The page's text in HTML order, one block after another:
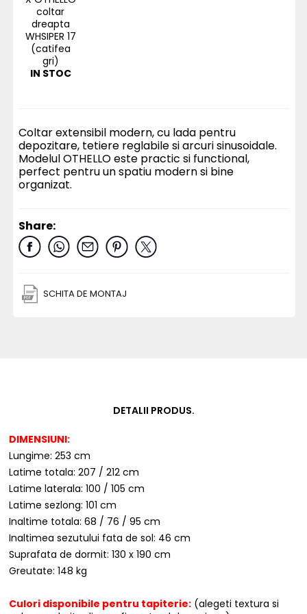
coltar
dreapta
WHSIPER 17
(catifea
gri)
IN STOC
Coltar extensibil modern, cu lada pentru
depozitare, tetiere reglabile si arcuri sinusoidale.
Modelul OTHELLO este practic si functional,
perfect pentru un spatiu modern si bine
organizat.
Share:
SCHITA DE MONTAJ
DETALII PRODUS.
DIMENSIUNI:
Lungime: 253 cm
Latime totala: 207 / 212 cm
Latime laterala: 100 / 105 cm
Latime sezlong: 101 cm
Inaltime totala: 68 / 76 / 95 cm
Inaltimea sezutului fata de sol: 46 cm
Suprafata de dormit: 130 x 190 cm
Greutate: 148 kg
Culori disponibile pentru tapiterie: (alegeti textura si